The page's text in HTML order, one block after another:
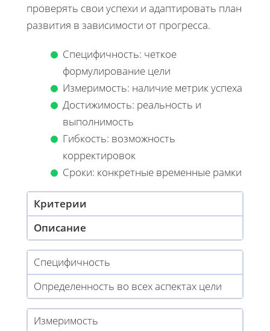
проверять свои успехи и адаптировать план
развития в зависимости от прогресса.
Специфичность: четкое
формулирование цели
Измеримость: наличие метрик успеха
Достижимость: реальность и
выполнимость
Гибкость: возможность
корректировок
Сроки: конкретные временные рамки
Критерии
Описание
Специфичность
Определенность во всех аспектах цели
Измеримость